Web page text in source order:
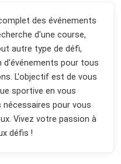
des événements
d'une course,
autre type de défi,
d'événements pour tous
L'objectif est de vous
sportive en vous
pour vous
Vivez votre passion à
défis !